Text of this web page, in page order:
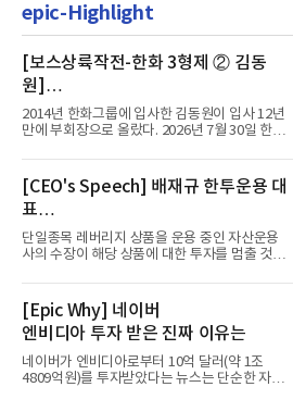
epic-Highlight
[보스상륙작전-한화 3형제 ② 김동
원]
입사 12년 만에 금융계열 수장 등극
2014년 한화그룹에 입사한 김동원이 입사 12년
만에 부회장으로 올랐다. 2026년 7월 30일 한화
[CEO's Speech] 배재규 한투운용 대
표
“개별종목 레버리지 투자 지금이라도
멈춰라”
단일종목 레버리지 상품을 운용 중인 자산운용
사의 수장이 해당 상품에 대한 투자를 멈출 것을
[Epic Why] 네이버
엔비디아 투자 받은 진짜 이유는
네이버가 엔비디아로부터 10억 달러(약 1조
4809억원)를 투자받았다는 뉴스는 단순한 자금